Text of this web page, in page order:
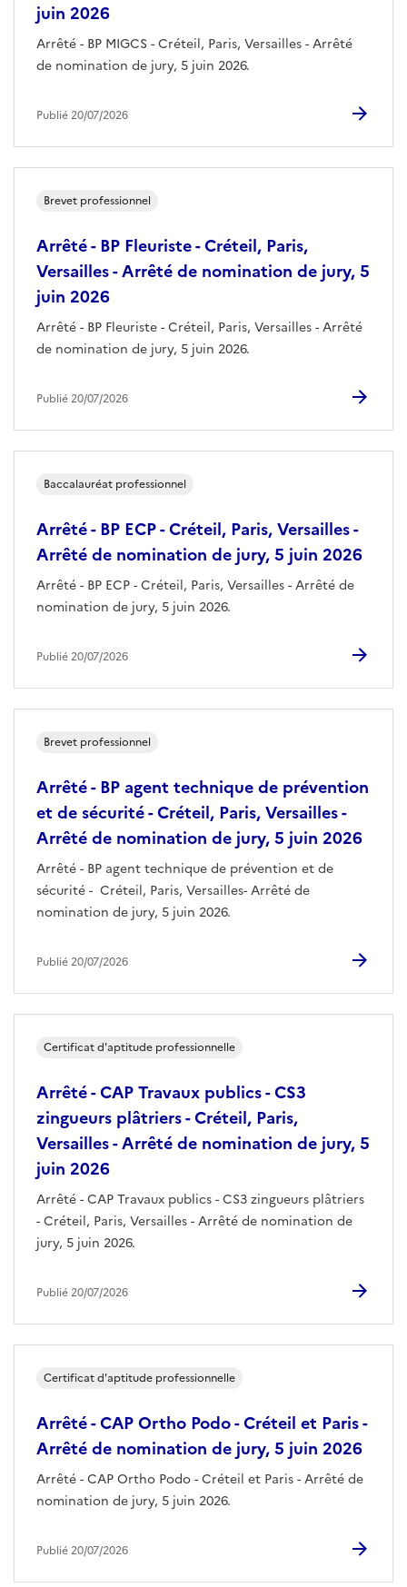
juin 2026
Arrêté - BP MIGCS - Créteil, Paris, Versailles - Arrêté
de nomination de jury, 5 juin 2026.
Publié 20/07/2026
Arrêté - BP Fleuriste - Créteil, Paris,
Versailles - Arrêté de nomination de jury, 5
juin 2026
Arrêté - BP Fleuriste - Créteil, Paris, Versailles - Arrêté
de nomination de jury, 5 juin 2026.
Brevet professionnel
Publié 20/07/2026
Arrêté - BP ECP - Créteil, Paris, Versailles -
Arrêté de nomination de jury, 5 juin 2026
Arrêté - BP ECP - Créteil, Paris, Versailles - Arrêté de
nomination de jury, 5 juin 2026.
Baccalauréat professionnel
Publié 20/07/2026
Arrêté - BP agent technique de prévention
et de sécurité - Créteil, Paris, Versailles -
Arrêté de nomination de jury, 5 juin 2026
Arrêté - BP agent technique de prévention et de
sécurité - Créteil, Paris, Versailles- Arrêté de
nomination de jury, 5 juin 2026.
Brevet professionnel
Publié 20/07/2026
Arrêté - CAP Travaux publics - CS3
zingueurs plâtriers - Créteil, Paris,
Versailles - Arrêté de nomination de jury, 5
juin 2026
Arrêté - CAP Travaux publics - CS3 zingueurs plâtriers
- Créteil, Paris, Versailles - Arrêté de nomination de
jury, 5 juin 2026.
Certificat d'aptitude professionnelle
Publié 20/07/2026
Arrêté - CAP Ortho Podo - Créteil et Paris -
Arrêté de nomination de jury, 5 juin 2026
Arrêté - CAP Ortho Podo - Créteil et Paris - Arrêté de
nomination de jury, 5 juin 2026.
Certificat d'aptitude professionnelle
Publié 20/07/2026